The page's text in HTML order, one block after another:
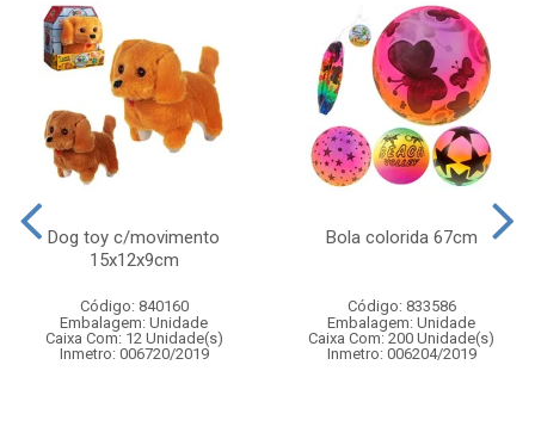
Dog toy c/movimento
15x12x9cm
Código: 840160
Embalagem: Unidade
Caixa Com: 12 Unidade(s)
Inmetro: 006720/2019
Bola colorida 67cm
Código: 833586
Embalagem: Unidade
Caixa Com: 200 Unidade(s)
Inmetro: 006204/2019